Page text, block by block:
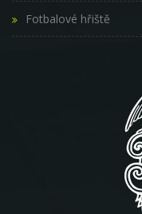
Fotbalové hřiště